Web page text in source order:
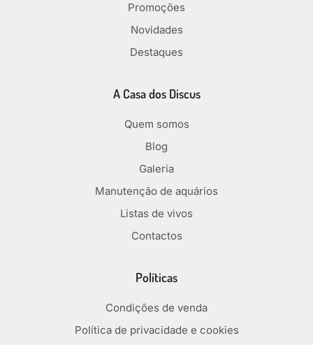
Promoções
Novidades
Destaques
A Casa dos Discus
Quem somos
Blog
Galeria
Manutenção de aquários
Listas de vivos
Contactos
Políticas
Condições de venda
Política de privacidade e cookies